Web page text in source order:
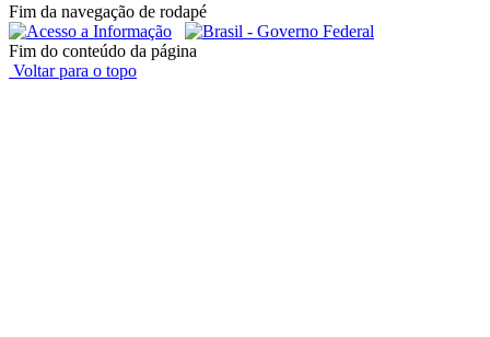
Fim da navegação de rodapé
Fim do conteúdo da página
Voltar para o topo